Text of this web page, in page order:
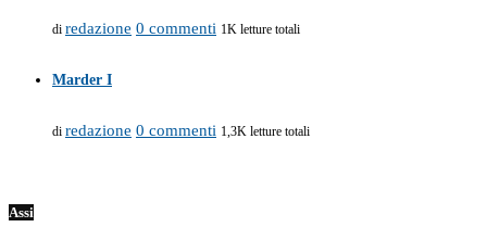
di redazione 0 commenti 1K letture totali
Marder I
di redazione 0 commenti 1,3K letture totali
Assi